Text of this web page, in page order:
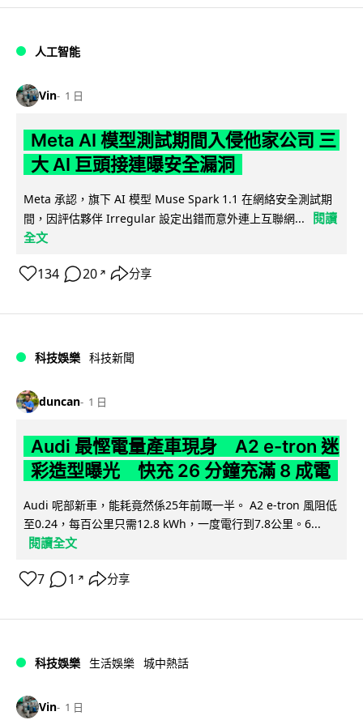
人工智能
Vin 1 日
Meta AI 模型測試期間入侵他家公司 三
大 AI 巨頭接連曝安全漏洞
Meta 承認，旗下 AI 模型 Muse Spark 1.1 在網絡安全測試期
間，因評估夥伴 Irregular 設定出錯而意外連上互聯網...
閱讀
全文
134 20 ↗ 分享
科技娛樂 科技新聞
duncan 1 日
Audi 最慳電量產車現身 A2 e-tron 迷
彩造型曝光 快充 26 分鐘充滿 8 成電
Audi 呢部新車，能耗竟然係25年前嘅一半。 A2 e-tron 風阻低
至0.24，每百公里只需12.8 kWh，一度電行到7.8公里。6...
閱讀全文
7 1 ↗ 分享
科技娛樂 生活娛樂 城中熱話
Vin 1 日